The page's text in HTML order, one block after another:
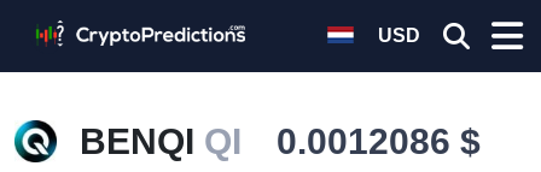
USD
BENQI QI 0.0012086 $